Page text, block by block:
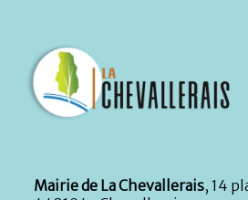
Mairie de La Chevallerais, 14